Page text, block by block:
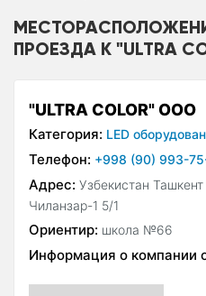
ПРОЕЗДА К "ULTRA
"ULTRA COLOR" ООО
Категория: LED
Телефон: +998 (90) 993-
Адрес: Узбекистан
Чиланзар-1 5/1
Ориентир: школа №66
Информация о компании